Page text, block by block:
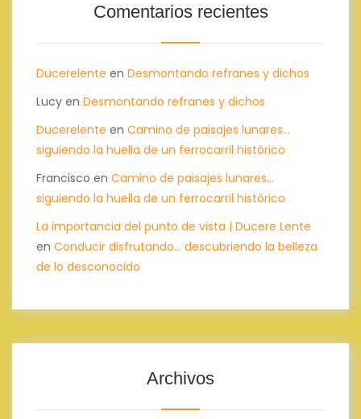
Comentarios recientes
Ducerelente en Desmontando refranes y dichos
Lucy en Desmontando refranes y dichos
Ducerelente en Camino de paisajes lunares…
siguiendo la huella de un ferrocarril histórico
Francisco en Camino de paisajes lunares…
siguiendo la huella de un ferrocarril histórico
La importancia del punto de vista | Ducere Lente
en Conducir disfrutando… descubriendo la belleza
de lo desconocido
Archivos